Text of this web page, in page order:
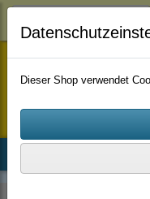
Dieser Shop verwendet